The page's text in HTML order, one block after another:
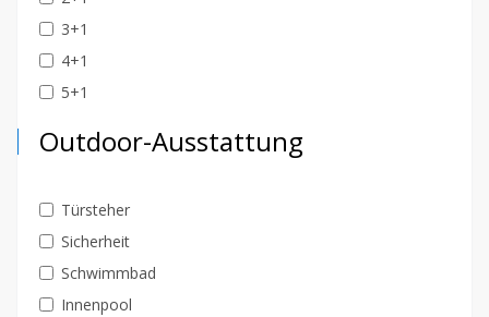
3+1
4+1
5+1
Outdoor-Ausstattung
Türsteher
Sicherheit
Schwimmbad
Innenpool